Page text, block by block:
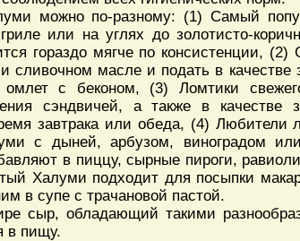
можно по-разному: (1) Самый
или на углях до золотисто-
гораздо мягче по консистенции, (2)
сливочном масле и подать в качестве
с беконом, (3) Ломтики
сэндвичей, а также в качестве
завтрака или обеда, (4) Любители
с дыней, арбузом, виноградом
в пиццу, сырные пироги,
Халуми подходит для посыпки
в супе с трачановой пастой.
сыр, обладающий такими
в пищу.